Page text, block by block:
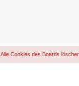
Alle Cookies des Boards